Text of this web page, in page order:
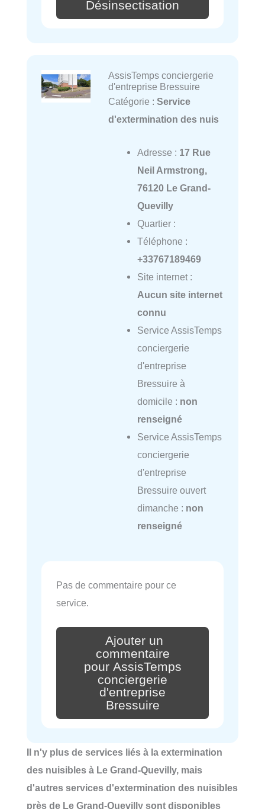
Désinsectisation
AssisTemps conciergerie
d'entreprise Bressuire
Catégorie : Service
d'extermination des nuis
Adresse : 17 Rue
Neil Armstrong,
76120 Le Grand-
Quevilly
Quartier :
Téléphone :
+33767189469
Site internet :
Aucun site internet
connu
Service AssisTemps
conciergerie
d'entreprise
Bressuire à
domicile : non
renseigné
Service AssisTemps
conciergerie
d'entreprise
Bressuire ouvert
dimanche : non
renseigné
Pas de commentaire pour ce
service.
Ajouter un
commentaire
pour AssisTemps
conciergerie
d'entreprise
Bressuire
Il n'y plus de services liés à la extermination
des nuisibles à Le Grand-Quevilly, mais
d'autres services d'extermination des nuisibles
près de Le Grand-Quevilly sont disponibles